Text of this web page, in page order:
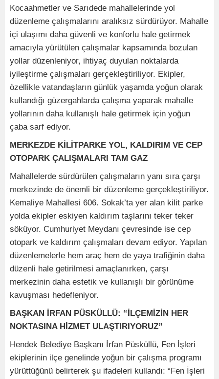
Kocaahmetler ve Sarıdede mahallelerinde yol
düzenleme çalışmalarını aralıksız sürdürüyor. Mahalle
içi ulaşımı daha güvenli ve konforlu hale getirmek
amacıyla yürütülen çalışmalar kapsamında bozulan
yollar düzenleniyor, ihtiyaç duyulan noktalarda
iyileştirme çalışmaları gerçekleştiriliyor. Ekipler,
özellikle vatandaşların günlük yaşamda yoğun olarak
kullandığı güzergahlarda çalışma yaparak mahalle
yollarının daha kullanışlı hale getirmek için yoğun
çaba sarf ediyor.
MERKEZDE KİLİTPARKE YOL, KALDIRIM VE CEP
OTOPARK ÇALIŞMALARI TAM GAZ
Mahallelerde sürdürülen çalışmaların yanı sıra çarşı
merkezinde de önemli bir düzenleme gerçekleştiriliyor.
Kemaliye Mahallesi 606. Sokak’ta yer alan kilit parke
yolda ekipler eskiyen kaldırım taşlarını teker teker
söküyor. Cumhuriyet Meydanı çevresinde ise cep
otopark ve kaldırım çalışmaları devam ediyor. Yapılan
düzenlemelerle hem araç hem de yaya trafiğinin daha
düzenli hale getirilmesi amaçlanırken, çarşı
merkezinin daha estetik ve kullanışlı bir görünüme
kavuşması hedefleniyor.
BAŞKAN İRFAN PÜSKÜLLÜ: “İLÇEMİZİN HER
NOKTASINA HİZMET ULAŞTIRIYORUZ”
Hendek Belediye Başkanı İrfan Püsküllü, Fen İşleri
ekiplerinin ilçe genelinde yoğun bir çalışma programı
yürüttüğünü belirterek şu ifadeleri kullandı: “Fen İşleri